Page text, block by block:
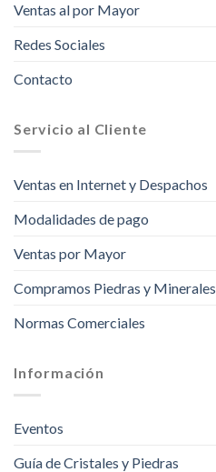
Ventas al por Mayor
Redes Sociales
Contacto
Servicio al Cliente
Ventas en Internet y Despachos
Modalidades de pago
Ventas por Mayor
Compramos Piedras y Minerales
Normas Comerciales
Información
Eventos
Guía de Cristales y Piedras